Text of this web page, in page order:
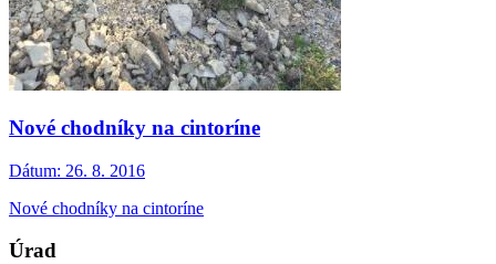
Nové chodníky na cintoríne
Dátum: 26. 8. 2016
Nové chodníky na cintoríne
Úrad